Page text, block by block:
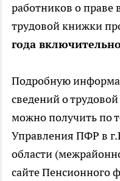
работников о
трудовой книжки
года
Подробную
сведений о
можно получить по
Управления ПФР в
области
сайте Пенсионного